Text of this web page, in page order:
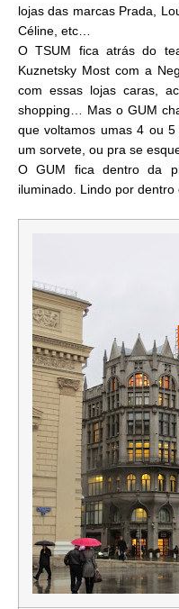
lojas das marcas Prada,
Céline, etc…
O TSUM fica atrás do
Kuznetsky Most com a
com essas lojas caras,
shopping… Mas o GUM
que voltamos umas 4 ou
um sorvete, ou pra se
O GUM fica dentro da
iluminado. Lindo por dentro